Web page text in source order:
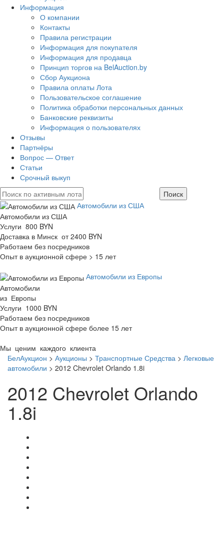
Информация
О компании
Контакты
Правила регистрации
Информация для покупателя
Информация для продавца
Принцип торгов на BelAuction.by
Сбор Аукциона
Правила оплаты Лота
Пользовательское соглашение
Политика обработки персональных данных
Банковские реквизиты
Информация о пользователях
Отзывы
Партнёры
Вопрос — Ответ
Статьи
Срочный выкуп
Автомобили из США
Автомобили из США
Услуги 800 BYN
Доставка в Минск от 2400 BYN
Работаем без посредников
Опыт в аукционной сфере > 15 лет
Автомобили из Европы
Автомобили
из Европы
Услуги 1000 BYN
Работаем без посредников
Опыт в аукционной сфере более 15 лет
Мы ценим каждого клиента
БелАукцион > Аукционы > Транспортные Средства > Легковые
автомобили > 2012 Chevrolet Orlando 1.8i
2012 Chevrolet Orlando
1.8i